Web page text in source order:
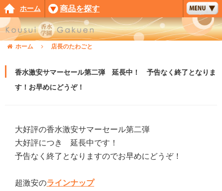
ホーム 商品を探す
ホーム 店長のたわごと
香水激安サマーセール第二弾 延長中！ 予告なく終了となりま
す！お早めにどうぞ！
大好評の香水激安サマーセール第二弾
大好評につき 延長中です！
予告なく終了となりますのでお早めにどうぞ！
超激安のラインナップ